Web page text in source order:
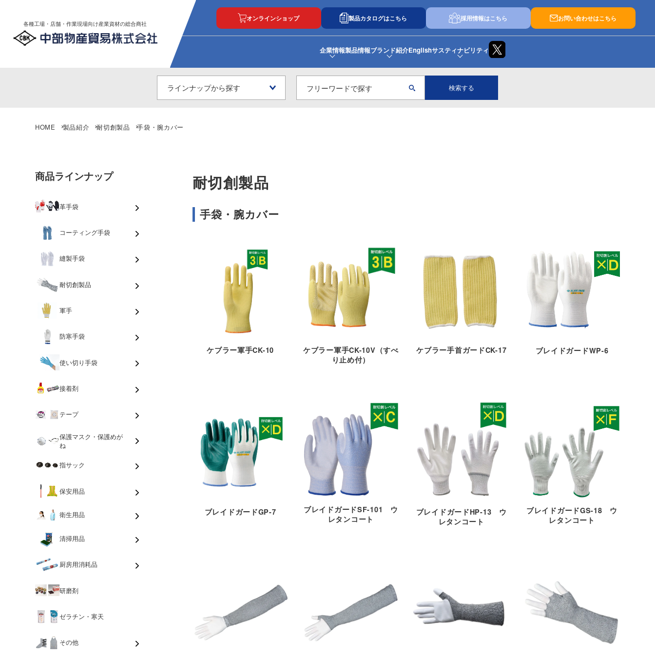
各種工場・店舗・作業現場向け産業資材の総合商社
オンラインショップ 製品カタログはこちら 採用情報はこちら お問い合わせはこちら
企業情報製品情報ブランド紹介Englishサスティナビリティ
検索する
HOME 製品紹介 耐切創製品 手袋・腕カバー
商品ラインナップ
革手袋
コーティング手袋
縫製手袋
耐切創製品
軍手
防寒手袋
使い切り手袋
接着剤
テープ
保護マスク・保護めが
ね
指サック
保安用品
衛生用品
清掃用品
厨房用消耗品
研磨剤
ゼラチン・寒天
その他
耐切創製品
手袋・腕カバー
ケブラー軍手CK-10
ケブラー軍手CK-10V（すべ
り止め付）
ケブラー手首ガードCK-17 ブレイドガードWP-6
ブレイドガードGP-7
ブレイドガードSF-101 ウ
レタンコート
ブレイドガードHP-13 ウ
レタンコート
ブレイドガードGS-18 ウ
レタンコート